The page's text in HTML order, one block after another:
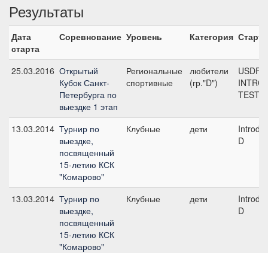
Результаты
Дата
старта
Соревнование Уровень Категория Старт
25.03.2016 Открытый
Кубок Санкт-
Петербурга по
выездке 1 этап
Региональные
спортивные
любители
(гр."D")
USDF
TEST
13.03.2014 Турнир по
выездке,
посвященный
15-летию КСК
"Комарово"
Клубные дети
D
13.03.2014 Турнир по
выездке,
посвященный
15-летию КСК
"Комарово"
Клубные дети
D